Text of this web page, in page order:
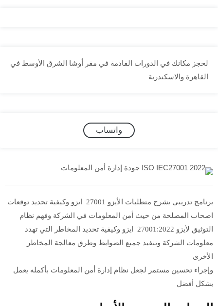
لحجز مكانك في الدورات القادمة في مقر أوشا الشرق الأوسط في
القاهرة والاسكندرية
واتساب
برنامج تدريبي يشرح متطلبات الأيزو 27001 ايزو وكيفية تحديد توقعات
اصحاب المصلحة من حيث أمن المعلومات في الشركة وفهم نظام
التوثيق لأيزو 27001:2022 ايزو وكيفية تحديد المخاطر التي تهدد
معلومات الشركة وتنفيذ جميع الضوابط وطرق معالجة المخاطر
الأخرى
وإجراء تحسين مستمر لجعل نظام إدارة أمن المعلومات بأكمله يعمل
بشكل أفضل